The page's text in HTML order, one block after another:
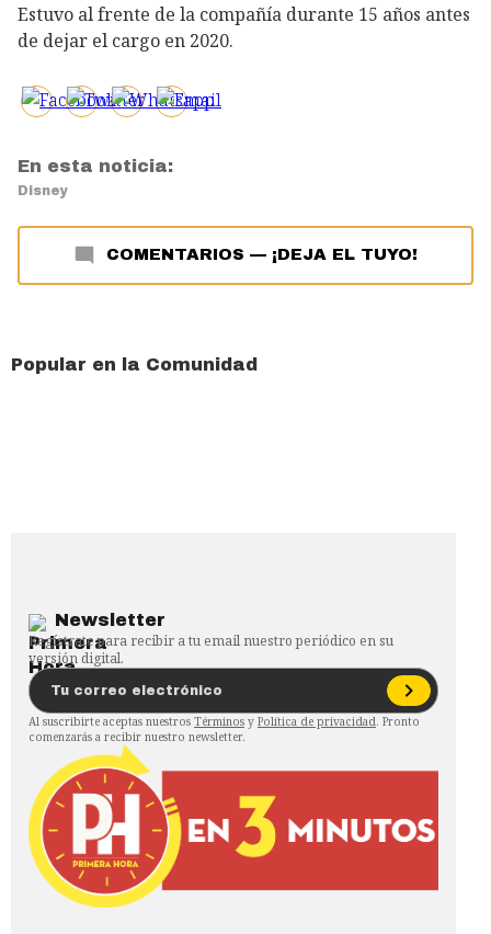
Estuvo al frente de la compañía durante 15 años antes
de dejar el cargo en 2020.
En esta noticia:
Disney
COMENTARIOS — ¡DEJA EL TUYO!
Popular en la Comunidad
Newsletter
Regístrate para recibir a tu email nuestro periódico en su
versión digital.
Al suscribirte aceptas nuestros Términos y Política de privacidad. Pronto
comenzarás a recibir nuestro newsletter.